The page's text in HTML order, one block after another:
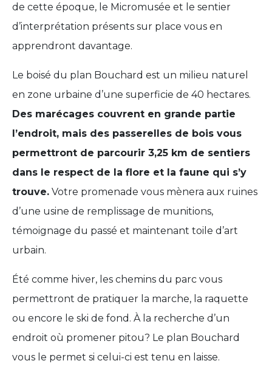
de cette époque, le Micromusée et le sentier
d’interprétation présents sur place vous en
apprendront davantage.
Le boisé du plan Bouchard est un milieu naturel
en zone urbaine d’une superficie de 40 hectares.
Des marécages couvrent en grande partie
l’endroit, mais des passerelles de bois vous
permettront de parcourir 3,25 km de sentiers
dans le respect de la flore et la faune qui s’y
trouve. Votre promenade vous mènera aux ruines
d’une usine de remplissage de munitions,
témoignage du passé et maintenant toile d’art
urbain.
Été comme hiver, les chemins du parc vous
permettront de pratiquer la marche, la raquette
ou encore le ski de fond. À la recherche d’un
endroit où promener pitou? Le plan Bouchard
vous le permet si celui-ci est tenu en laisse.